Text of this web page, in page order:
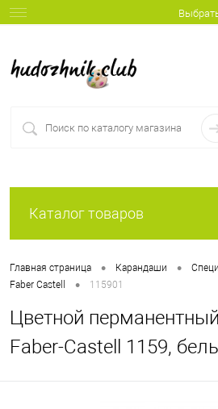
Каталог товаров
Главная страница • Карандаши •
Faber Castell • 115901
Цветной
Faber-Castell 1159,